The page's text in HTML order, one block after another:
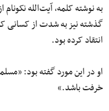
به نوشته کلمه، آیت‌الله
گذشته نیز به شدت از کسانی
انتقاد کرده بود.
او در این مورد گفته بود:
خرفت باشد.»